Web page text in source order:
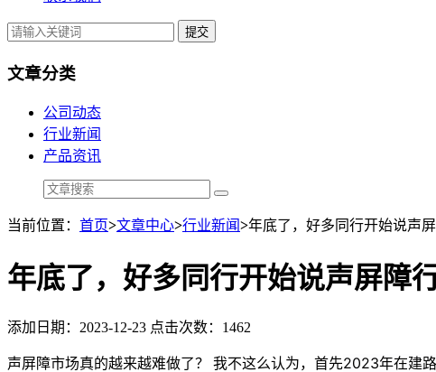
提交
文章分类
公司动态
行业新闻
产品资讯
当前位置： 首页>文章中心>行业新闻>年底了，好多同行开始说声
年底了，好多同行开始说声屏障
添加日期：2023-12-23 点击次数：1462
声屏障市场真的越来越难做了？ 我不这么认为，首先2023年在建